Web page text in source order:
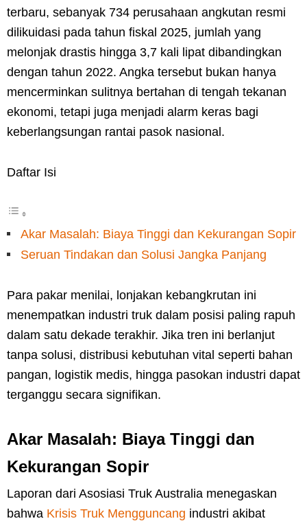
terbaru, sebanyak 734 perusahaan angkutan resmi
dilikuidasi pada tahun fiskal 2025, jumlah yang
melonjak drastis hingga 3,7 kali lipat dibandingkan
dengan tahun 2022. Angka tersebut bukan hanya
mencerminkan sulitnya bertahan di tengah tekanan
ekonomi, tetapi juga menjadi alarm keras bagi
keberlangsungan rantai pasok nasional.
Daftar Isi
Akar Masalah: Biaya Tinggi dan Kekurangan Sopir
Seruan Tindakan dan Solusi Jangka Panjang
Para pakar menilai, lonjakan kebangkrutan ini
menempatkan industri truk dalam posisi paling rapuh
dalam satu dekade terakhir. Jika tren ini berlanjut
tanpa solusi, distribusi kebutuhan vital seperti bahan
pangan, logistik medis, hingga pasokan industri dapat
terganggu secara signifikan.
Akar Masalah: Biaya Tinggi dan
Kekurangan Sopir
Laporan dari Asosiasi Truk Australia menegaskan
bahwa Krisis Truk Mengguncang industri akibat